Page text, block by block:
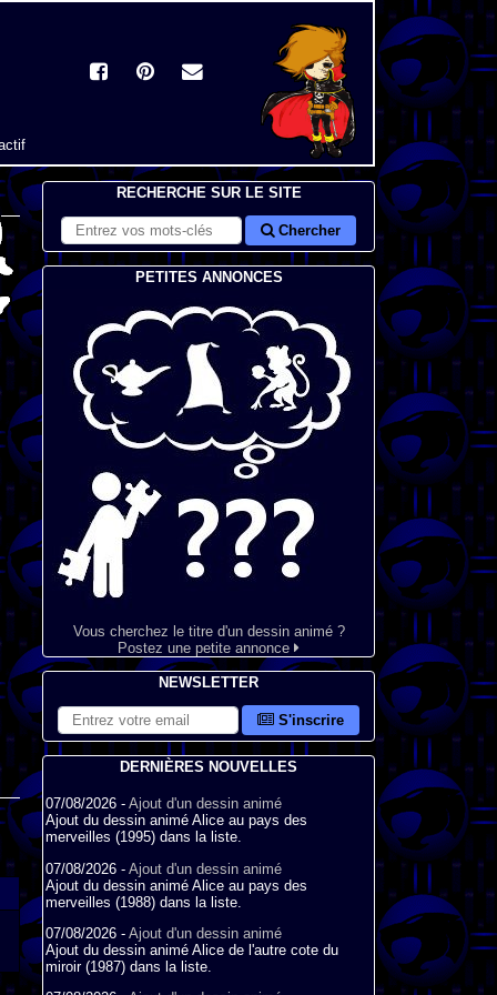
RECHERCHE SUR LE SITE
Chercher
PETITES ANNONCES
Vous cherchez le titre d'un dessin animé ?
Postez une petite annonce
NEWSLETTER
S'inscrire
DERNIÈRES NOUVELLES
07/08/2026 - Ajout d'un dessin animé
Ajout du dessin animé Alice au pays des
merveilles (1995) dans la liste.
07/08/2026 - Ajout d'un dessin animé
Ajout du dessin animé Alice au pays des
merveilles (1988) dans la liste.
07/08/2026 - Ajout d'un dessin animé
Ajout du dessin animé Alice de l'autre cote du
miroir (1987) dans la liste.